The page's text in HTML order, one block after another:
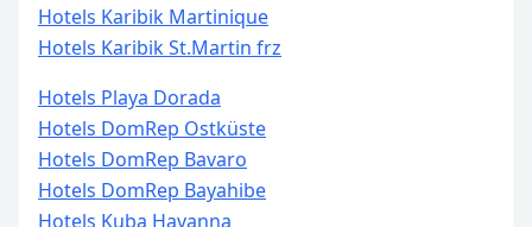
Hotels Karibik Martinique
Hotels Karibik St.Martin frz
Hotels Playa Dorada
Hotels DomRep Ostküste
Hotels DomRep Bavaro
Hotels DomRep Bayahibe
Hotels Kuba Havanna